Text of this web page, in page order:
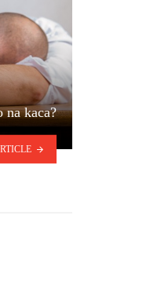
na kaca?